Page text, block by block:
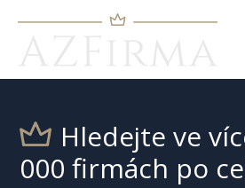
Hledejte ve
000 firmách po